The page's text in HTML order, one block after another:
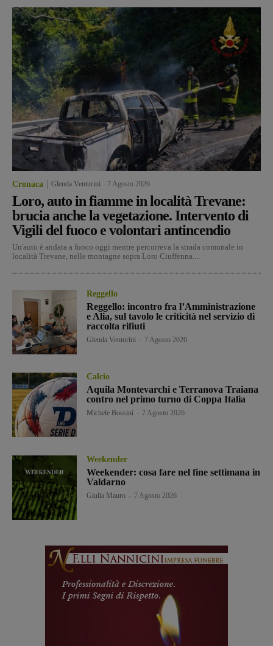
Cronaca Glenda Venturini 7 Agosto 2026
Loro, auto in fiamme in località Trevane:
brucia anche la vegetazione. Intervento di
Vigili del fuoco e volontari antincendio
Un'auto è andata a fuoco oggi mentre percorreva la strada comunale in
località Trevane, nelle montagne sopra Loro Ciuffenna....
Reggello
Reggello: incontro fra l’Amministrazione
e Alia, sul tavolo le criticità nel servizio di
raccolta rifiuti
Glenda Venturini 7 Agosto 2026
Calcio
Aquila Montevarchi e Terranova Traiana
contro nel primo turno di Coppa Italia
Michele Bossini 7 Agosto 2026
Weekender
Weekender: cosa fare nel fine settimana in
Valdarno
Giulia Mauro 7 Agosto 2026